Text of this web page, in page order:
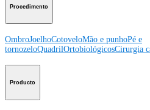
Procedimento
OmbroJoelhoCotoveloMão e punhoPé e
tornozeloQuadrilOrtobiológicosCirurgia
Producto